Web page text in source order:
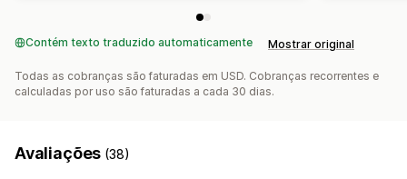
Contém texto traduzido automaticamente Mostrar original
Todas as cobranças são faturadas em USD. Cobranças recorrentes e
calculadas por uso são faturadas a cada 30 dias.
Avaliações (38)